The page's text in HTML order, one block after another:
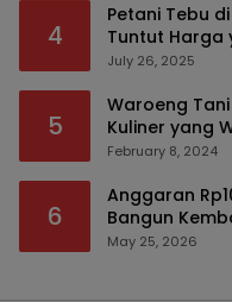
4
Petani Tebu
Tuntut Harga
July 26, 2025
5
Waroeng Tani
Kuliner yang
February 8, 2024
6
Anggaran
Bangun
Bencana
May 25, 2026